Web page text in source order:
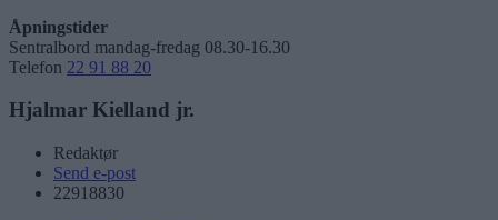
Åpningstider
Sentralbord mandag-fredag 08.30-16.30
Telefon 22 91 88 20
Hjalmar Kielland jr.
Redaktør
Send e-post
22918830